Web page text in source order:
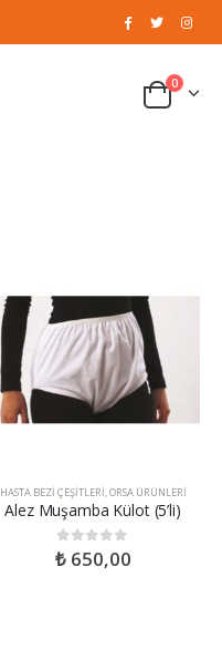
0
HASTA BEZI ÇEŞITLERI,ORSA ÜRÜNLERI
Alez Muşamba Külot (5’li)
0 out of 5
₺650,00